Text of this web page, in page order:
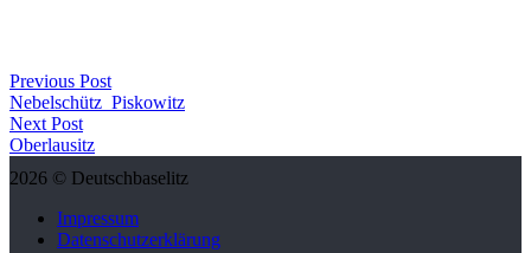
Post
navigation
Previous Post
Nebelschütz_Piskowitz
Next Post
Oberlausitz
2026 © Deutschbaselitz
Impressum
Datenschutzerklärung